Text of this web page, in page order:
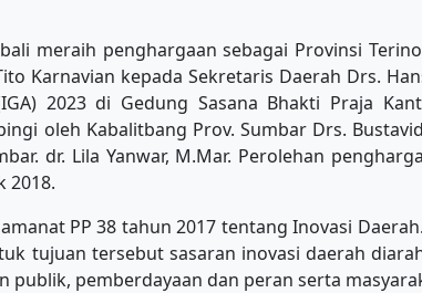
meraih penghargaan sebagai Provinsi
Karnavian kepada Sekretaris Daerah Drs.
2023 di Gedung Sasana Bhakti Praja
oleh Kabalitbang Prov. Sumbar Drs.
dr. Lila Yanwar, M.Mar. Perolehan
2018.
PP 38 tahun 2017 tentang Inovasi
tujuan tersebut sasaran inovasi daerah
publik, pemberdayaan dan peran serta